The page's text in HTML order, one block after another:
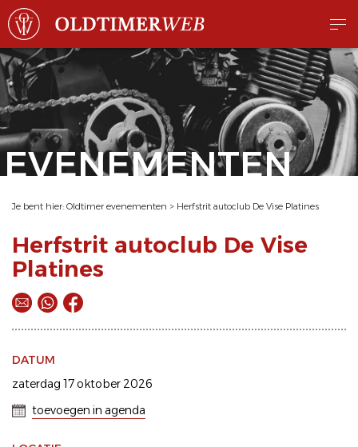
EVENEMENTEN
Je bent hier: Oldtimer evenementen > Herfstrit autoclub De Vise Platines
Herfstrit autoclub De Vise
Platines
DATUM
zaterdag 17 oktober 2026
toevoegen in agenda